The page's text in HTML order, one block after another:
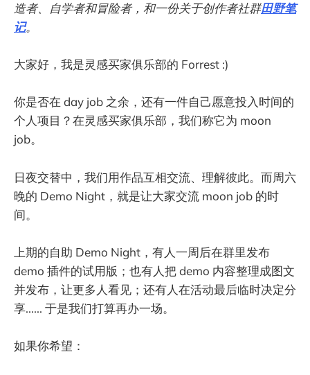
造者、自学者和冒险者，和一份关于创作者社群田野笔
记。
大家好，我是灵感买家俱乐部的 Forrest :)
你是否在 day job 之余，还有一件自己愿意投入时间的
个人项目？在灵感买家俱乐部，我们称它为 moon
job。
日夜交替中，我们用作品互相交流、理解彼此。而周六
晚的 Demo Night，就是让大家交流 moon job 的时
间。
上期的自助 Demo Night，有人一周后在群里发布
demo 插件的试用版；也有人把 demo 内容整理成图文
并发布，让更多人看见；还有人在活动最后临时决定分
享...... 于是我们打算再办一场。
如果你希望：